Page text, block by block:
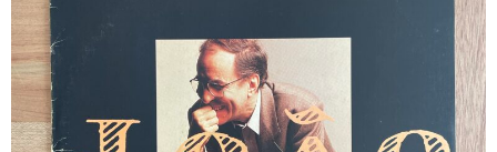
取り置きなどについて
Categories
New Arrivals